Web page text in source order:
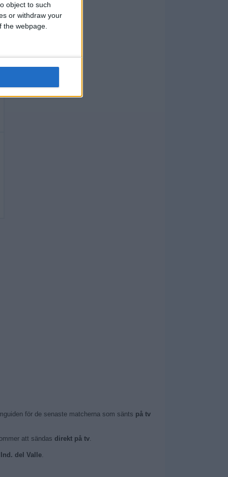
object to such
or withdraw your
webpage.
för de senaste matcherna som sänts på tv
att sändas direkt på tv.
del Valle.